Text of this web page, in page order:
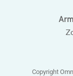
Copyright